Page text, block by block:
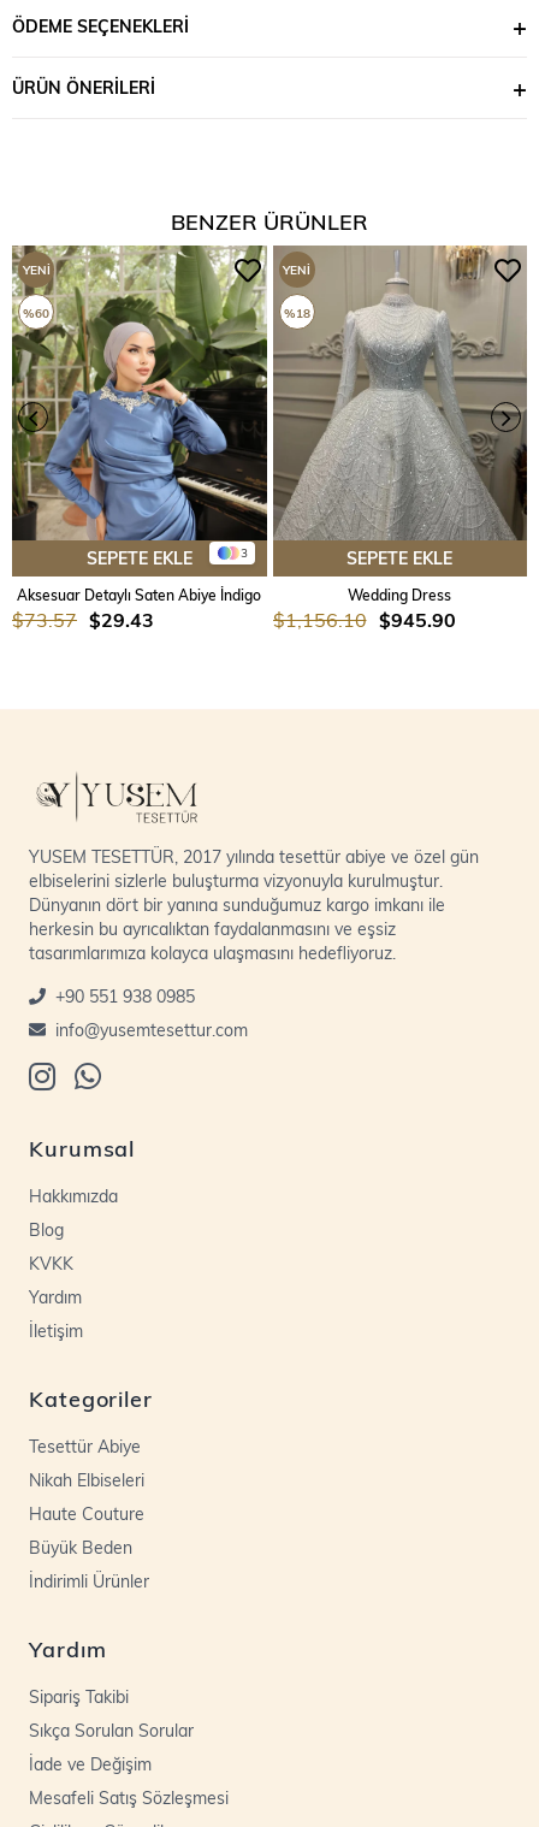
ÖDEME SEÇENEKLERI
ÜRÜN ÖNERILERI
BENZER ÜRÜNLER
3
SEPETE EKLE
Aksesuar Detaylı Saten Abiye İndigo
$29.43
$73.57
YENI
ÜRÜN
%60
SEPETE EKLE
Wedding Dress
$945.90
$1,156.10
YENI
ÜRÜN
%18
YUSEM TESETTÜR, 2017 yılında tesettür abiye ve özel gün
elbiselerini sizlerle buluşturma vizyonuyla kurulmuştur.
Dünyanın dört bir yanına sunduğumuz kargo imkanı ile
herkesin bu ayrıcalıktan faydalanmasını ve eşsiz
tasarımlarımıza kolayca ulaşmasını hedefliyoruz.
+90 551 938 0985
info@yusemtesettur.com
Kurumsal
Hakkımızda
Blog
KVKK
Yardım
İletişim
Kategoriler
Tesettür Abiye
Nikah Elbiseleri
Haute Couture
Büyük Beden
İndirimli Ürünler
Yardım
Sipariş Takibi
Sıkça Sorulan Sorular
İade ve Değişim
Mesafeli Satış Sözleşmesi